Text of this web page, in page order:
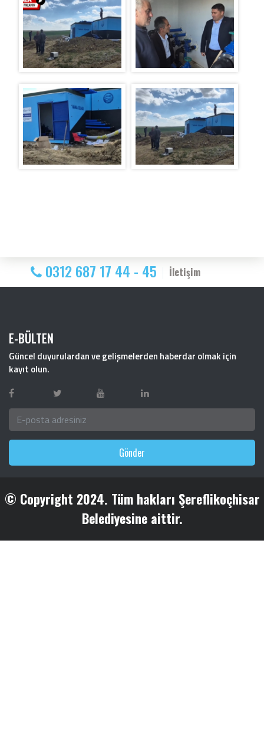
0312 687 17 44 - 45 İletişim
E-BÜLTEN
Güncel duyurulardan ve gelişmelerden haberdar olmak için
kayıt olun.
Gönder
© Copyright 2024. Tüm hakları Şereflikoçhisar
Belediyesine aittir.